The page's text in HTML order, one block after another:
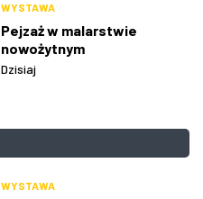
WYSTAWA
Pejzaż w malarstwie
nowożytnym
Dzisiaj
WYSTAWA